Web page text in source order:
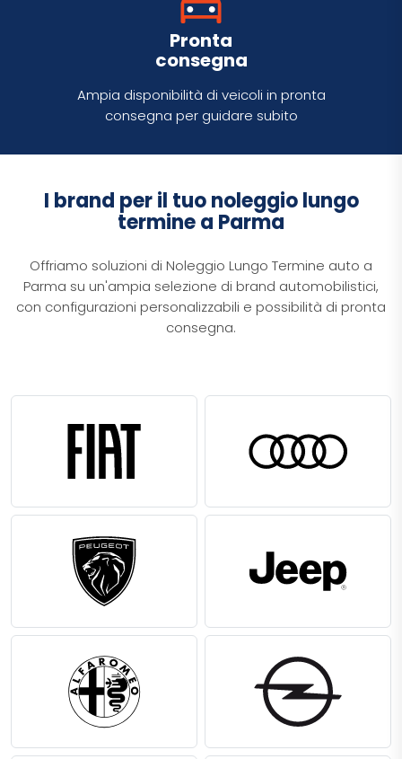
Pronta
consegna
Ampia disponibilità di veicoli in pronta
consegna per guidare subito
I brand per il tuo noleggio lungo
termine a Parma
Offriamo soluzioni di Noleggio Lungo Termine auto a
Parma su un'ampia selezione di brand automobilistici,
con configurazioni personalizzabili e possibilità di pronta
consegna.​